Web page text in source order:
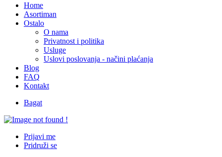
Home
Asortiman
Ostalo
O nama
Privatnost i politika
Usluge
Uslovi poslovanja - načini plaćanja
Blog
FAQ
Kontakt
Bagat
Prijavi me
Pridruži se